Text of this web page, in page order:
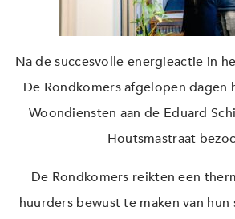
Na de succesvolle energieactie in
De Rondkomers afgelopen dagen
Woondiensten aan de Eduard
Houtsmastraat
De Rondkomers reikten een
huurders bewust te maken van